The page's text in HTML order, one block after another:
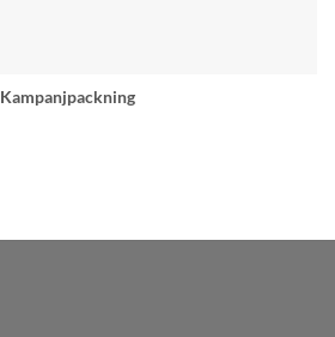
Kampanjpackning